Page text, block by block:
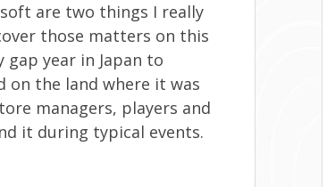
are two things I really
those matters on this
year in Japan to
on the land where it was
managers, players and
it during typical events.